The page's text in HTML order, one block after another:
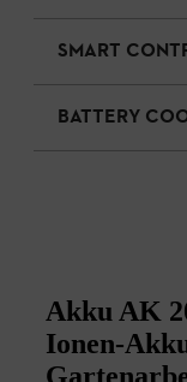
SMART
BATTERY
Akku AK
Ionen-